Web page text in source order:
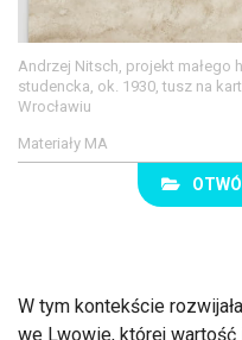
Andrzej Nitsch, projekt małego
studencka, ok. 1930, tusz na
Wrocławiu
Materiały MA
W tym kontekście
we Lwowie, której